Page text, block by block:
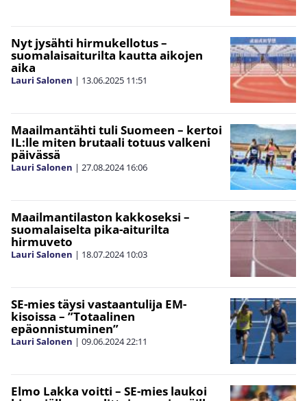
Nyt jysähti hirmukellotus –
suomalaisaiturilta kautta aikojen
aika
Lauri Salonen | 13.06.2025 11:51
Maailmantähti tuli Suomeen – kertoi
IL:lle miten brutaali totuus valkeni
päivässä
Lauri Salonen | 27.08.2024 16:06
Maailmantilaston kakkoseksi –
suomalaiselta pika-aiturilta
hirmuveto
Lauri Salonen | 18.07.2024 10:03
SE-mies täysi vastaantulija EM-
kisoissa – ”Totaalinen
epäonnistuminen”
Lauri Salonen | 09.06.202422:11
Elmo Lakka voitti – SE-mies laukoi